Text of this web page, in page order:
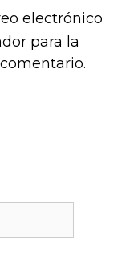
electrónico
para la